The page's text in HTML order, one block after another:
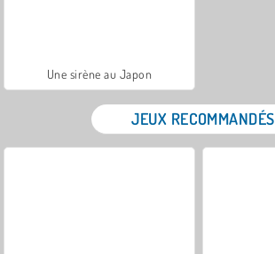
Une sirène au Japon
JEUX RECOMMANDÉS